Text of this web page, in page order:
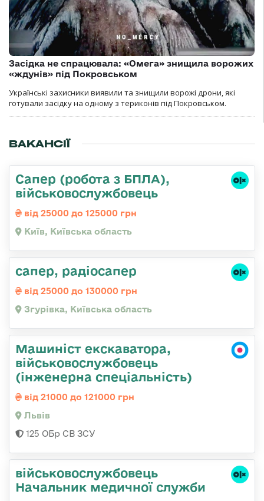
Засідка не спрацювала: «Омега» знищила ворожих
«ждунів» під Покровськом
Українські захисники виявили та знищили ворожі дрони, які
готували засідку на одному з териконів під Покровськом.
ВАКАНСІЇ
Сапер (робота з БПЛА),
військовослужбовець
від 25000 до 125000 грн
Київ, Київська область
сапер, радіосапер
від 25000 до 130000 грн
Згурівка, Київська область
Машиніст екскаватора,
військовослужбовець
(інженерна спеціальність)
від 21000 до 121000 грн
Львів
125 ОБр СВ ЗСУ
військовослужбовець
Начальник медичної служби